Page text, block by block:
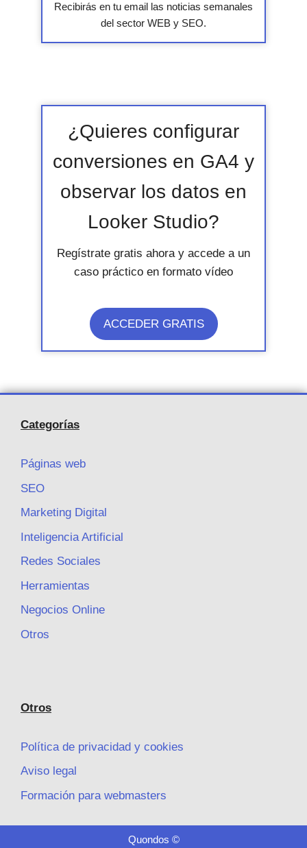
Recibirás en tu email las noticias semanales
del sector WEB y SEO.
¿Quieres configurar
conversiones en GA4 y
observar los datos en
Looker Studio?
Regístrate gratis ahora y accede a un
caso práctico en formato vídeo
ACCEDER GRATIS
Categorías
Páginas web
SEO
Marketing Digital
Inteligencia Artificial
Redes Sociales
Herramientas
Negocios Online
Otros
Otros
Política de privacidad y cookies
Aviso legal
Formación para webmasters
Quondos ©